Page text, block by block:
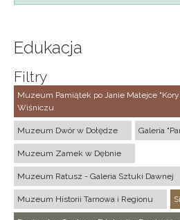
Edukacja
Filtry
Muzeum Pamiątek po Janie Matejce
Wiśniczu
Muzeum Dwór w Dołędze Galeria
Muzeum Zamek w Dębnie
Muzeum Ratusz - Galeria Sztuki Dawnej
Muzeum Historii Tarnowa i Regionu